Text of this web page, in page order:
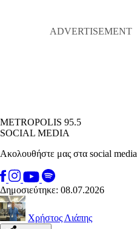
METROPOLIS 95.5
SOCIAL MEDIA
Ακολουθήστε μας στα social media
Δημοσιεύτηκε: 08.07.2026
Χρήστος Λιάπης